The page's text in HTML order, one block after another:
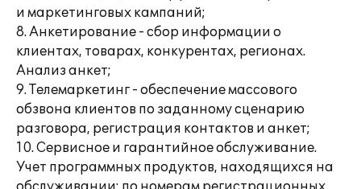
и маркетинговых кампаний;
8. Анкетирование - сбор информации о
клиентах, товарах, конкурентах, регионах.
Анализ анкет;
9. Телемаркетинг - обеспечение массового
обзвона клиентов по заданному сценарию
разговора, регистрация контактов и анкет;
10. Сервисное и гарантийное обслуживание.
Учет программных продуктов, находящихся на